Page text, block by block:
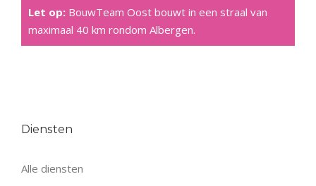
Let op: BouwTeam Oost bouwt in een straal van
maximaal 40 km rondom Albergen.
Diensten
Alle diensten